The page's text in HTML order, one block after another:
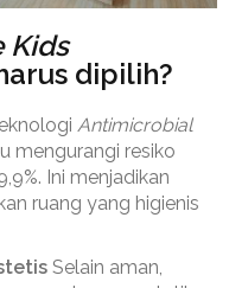
Kids
dipilih?
Antimicrobial
mengurangi resiko
Ini menjadikan
ruang yang higienis
Selain aman,